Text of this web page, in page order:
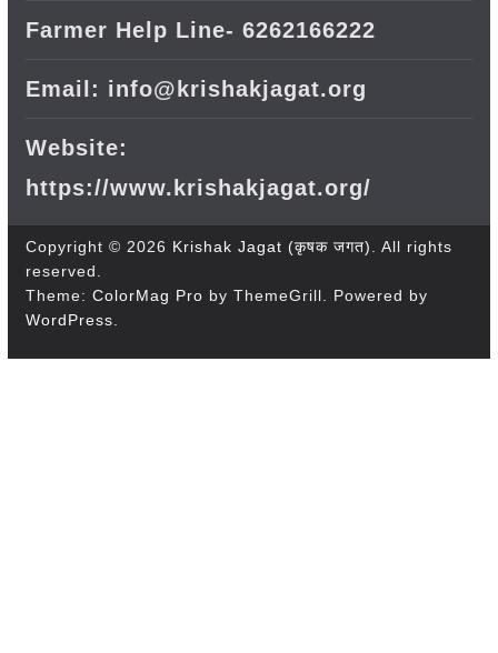
Farmer Help Line- 6262166222
Email: info@krishakjagat.org
Website:
https://www.krishakjagat.org/
Copyright © 2026 Krishak Jagat (कृषक जगत)
. All rights
reserved.
Theme: ColorMag Pro by ThemeGrill. Powered by
WordPress